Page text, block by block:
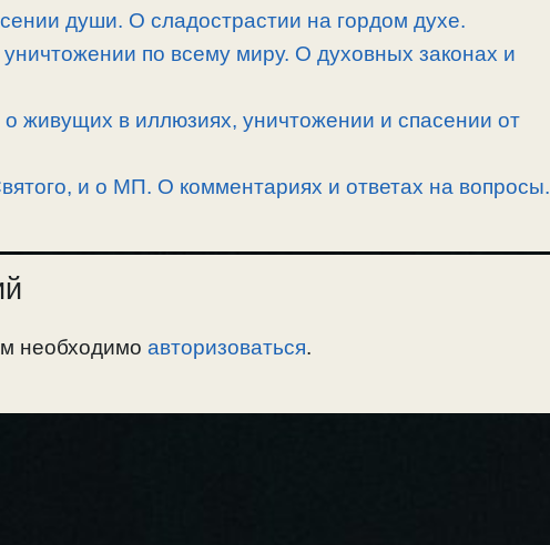
души. О сладострастии на гордом духе.
по всему миру. О духовных законах и
живущих в иллюзиях, уничтожении и спасении от
и о МП. О комментариях и ответах на вопросы.
необходимо авторизоваться.